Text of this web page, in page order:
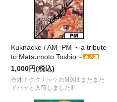
Kuknacke / AM_PM ～a tribute
to Matsumoto Toshio～
1,000円(税込)
奇才！ククナッケのMIX!!! またまた
ドバッと入荷しました!!!